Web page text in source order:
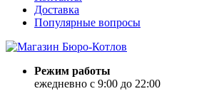
Доставка
Популярные вопросы
Режим работы
ежедневно с 9:00 до 22:00